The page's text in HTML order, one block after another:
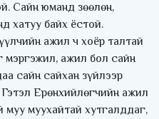
Сайн юманд зөөлөн,
хатуу байх ёстой.
ажил ч хоёр талтай
мэргэжил, ажил бол сайн
сайн сайхан зүйлээр
Ерөнхийлөгчийн ажил
муу муухайтай хутгалддаг,